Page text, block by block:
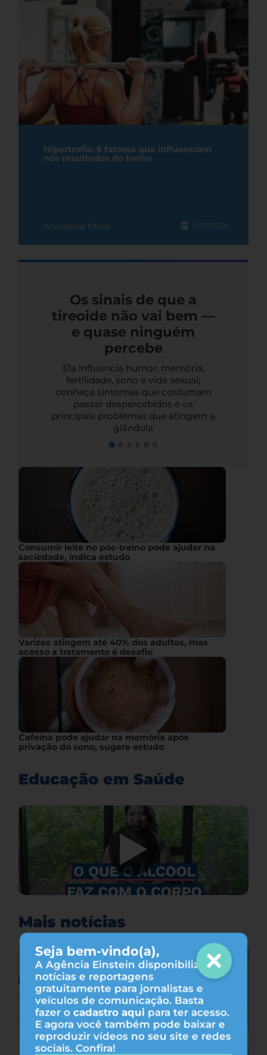
Seja bem-vindo(a),
A Agência Einstein disponibiliza
notícias e reportagens
gratuitamente para jornalistas e
veículos de comunicação. Basta
fazer o cadastro aqui para ter acesso.
E agora você também pode baixar e
reproduzir vídeos no seu site e redes
sociais. Confira!
Hipertrofia: 6 fatores que influenciam
nos resultados do treino
Atividade física 31/07/2026
Os sinais de que a
tireoide não vai bem —
e quase ninguém
percebe
Ela influencia humor, memória,
fertilidade, sono e vida sexual;
conheça sintomas que costumam
passar despercebidos e os
principais problemas que atingem a
glândula
Consumir leite no pós-treino pode ajudar na
saciedade, indica estudo
Varizes atingem até 40% dos adultos, mas
acesso a tratamento é desafio
Cafeína pode ajudar na memória após
privação do sono, sugere estudo
Educação em Saúde
Mais notícias